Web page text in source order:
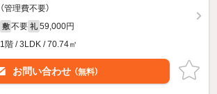
（管理費不要）
敷 不要 礼 59,000円
1階 / 3LDK / 70.74㎡
お問い合わせ （無料）